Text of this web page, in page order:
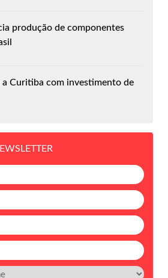
produção de componentes
a Curitiba com investimento de